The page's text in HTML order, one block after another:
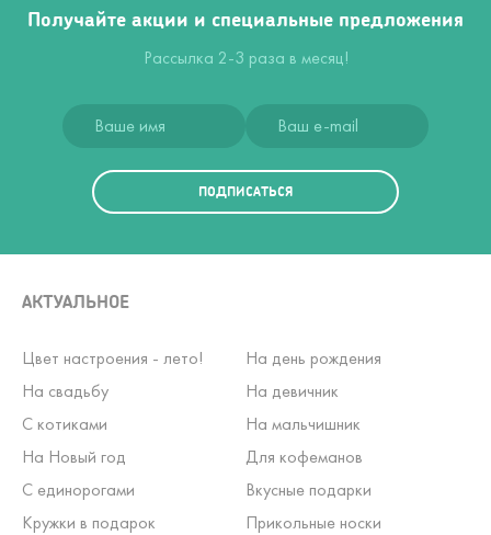
Получайте акции и специальные предложения
Рассылка 2-3 раза в месяц!
ПОДПИСАТЬСЯ
АКТУАЛЬНОЕ
Цвет настроения - лето!
На день рождения
На свадьбу
На девичник
С котиками
На мальчишник
На Новый год
Для кофеманов
С единорогами
Вкусные подарки
Кружки в подарок
Прикольные носки